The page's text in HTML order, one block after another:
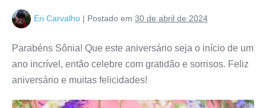
Eri Carvalho | Postado em 30 de abril de 2024
Parabéns Sônia! Que este aniversário seja o início de um
ano incrível, então celebre com gratidão e sorrisos. Feliz
aniversário e muitas felicidades!